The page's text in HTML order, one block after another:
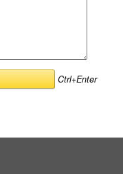
Ctrl+Enter